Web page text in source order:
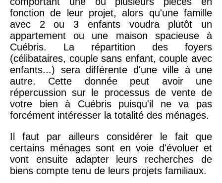
fonction de leur projet, alors qu'une famille
avec 2 ou 3 enfants voudra plutôt un
appartement ou une maison spacieuse à
Cuébris. La répartition des foyers
(célibataires, couple sans enfant, couple avec
enfants...) sera différente d'une ville à une
autre. Cette donnée peut avoir une
répercussion sur le processus de vente de
votre bien à Cuébris puisqu'il ne va pas
forcément intéresser la totalité des ménages.
Il faut par ailleurs considérer le fait que
certains ménages sont en voie d'évoluer et
vont ensuite adapter leurs recherches de
biens compte tenu de leurs projets familiaux.